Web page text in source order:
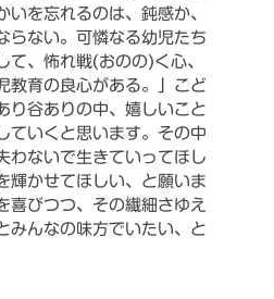
いを忘れるのは、鈍感か、
らない。可憐なる幼児たち
て、怖れ戦(おのの)く心、
教育の良心がある。」こど
り谷ありの中、嬉しいこと
ていくと思います。その中
わないで生きていってほし
輝かせてほしい、と願いま
喜びつつ、その繊細さゆえ
みんなの味方でいたい、と